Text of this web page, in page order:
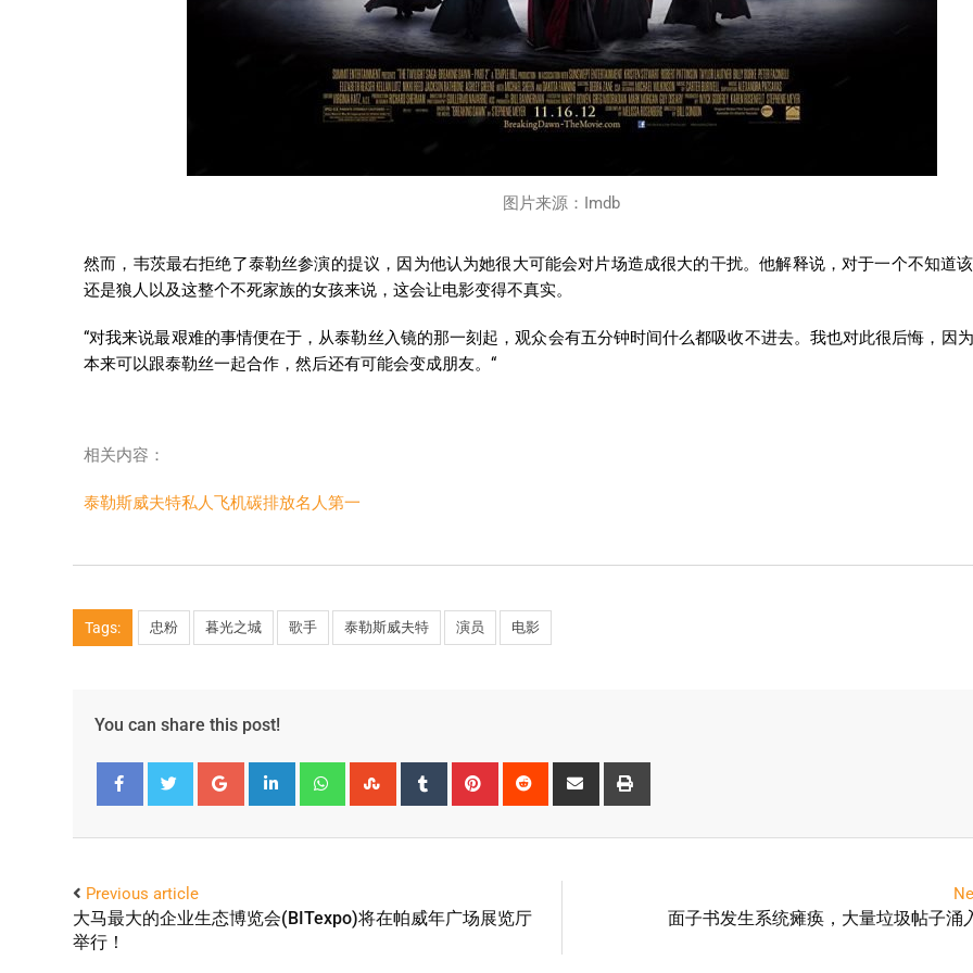
图片来源：Imdb
然而，韦茨最右拒绝了泰勒丝参演的提议，因为他认为她很大可能会对片场造成很大的干扰。他解释说，对于一个不知道
还是狼人以及这整个不死家族的女孩来说，这会让电影变得不真实。
“对我来说最艰难的事情便在于，从泰勒丝入镜的那一刻起，观众会有五分钟时间什么都吸收不进去。我也对此很后悔，因
本来可以跟泰勒丝一起合作，然后还有可能会变成朋友。“
相关内容：
泰勒斯威夫特私人飞机碳排放名人第一
Tags: 忠粉 暮光之城 歌手 泰勒斯威夫特 演员 电影
You can share this post!
Previous article
大马最大的企业生态博览会(BITexpo)将在帕威年广场展览厅
举行！
面子书发生系统瘫痪，大量垃圾帖子涌